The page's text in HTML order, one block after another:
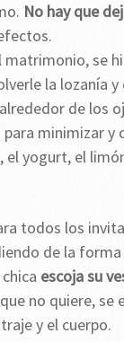
No hay que
se
la lozanía
de los
minimizar y
yogurt, el
todos los
de la
escoja su
no quiere, se
y el cuerpo.